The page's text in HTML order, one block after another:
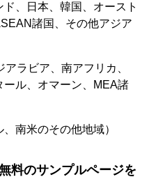
、日本、韓国、オースト
諸国、その他アジア
ラビア、南アフリカ、
ル、オマーン、MEA諸
南米のその他地域）
料のサンプルページを